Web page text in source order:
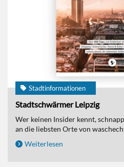
Stadtinformationen
Stadtschwärmer Leipzig
Wer keinen Insider kennt,
an die liebsten Orte von
Weiterlesen